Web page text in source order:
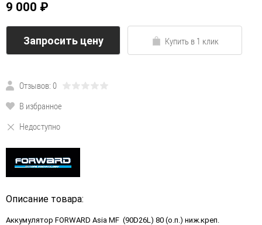
9 000 ₽
Запросить цену Купить в 1 клик
Отзывов: 0
В избранное
Недоступно
Описание товара:
Аккумулятор FORWARD Asia MF (90D26L) 80 (о.п.) ниж.креп.